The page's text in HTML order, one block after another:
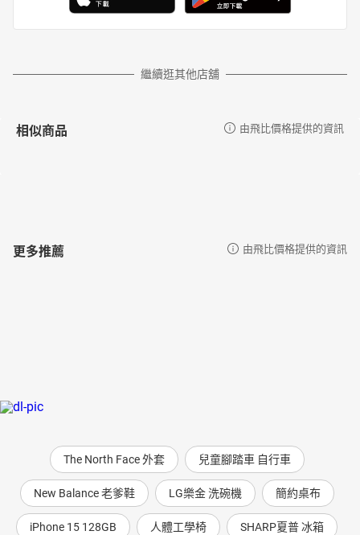
繼續逛其他店舖
相似商品 由飛比價格提供的資訊
更多推薦 由飛比價格提供的資訊
The North Face 外套 兒童腳踏車 自行車
New Balance 老爹鞋 LG樂金 洗碗機 簡約桌布
iPhone 15 128GB 人體工學椅 SHARP夏普 冰箱